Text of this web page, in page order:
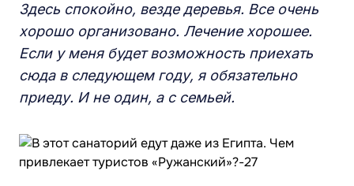
Здесь спокойно, везде деревья. Все очень
хорошо организовано. Лечение хорошее.
Если у меня будет возможность приехать
сюда в следующем году, я обязательно
приеду. И не один, а с семьей.